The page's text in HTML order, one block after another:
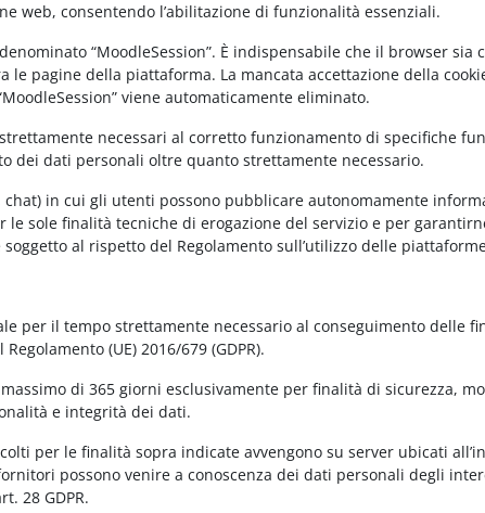
web, consentendo l’abilitazione di funzionalità essenziali.
“MoodleSession”. È indispensabile che il browser
le pagine della piattaforma. La mancata accettazione della
viene automaticamente eliminato.
necessari al corretto funzionamento di specifiche
dei dati personali oltre quanto strettamente necessario.
in cui gli utenti possono pubblicare autonomamente
sole finalità tecniche di erogazione del servizio e per
al rispetto del Regolamento sull’utilizzo delle
per il tempo strettamente necessario al conseguimento delle
(UE) 2016/679 (GDPR).
di 365 giorni esclusivamente per finalità di sicurezza,
e integrità dei dati.
per le finalità sopra indicate avvengono su server ubicati
possono venire a conoscenza dei dati personali degli
28 GDPR.